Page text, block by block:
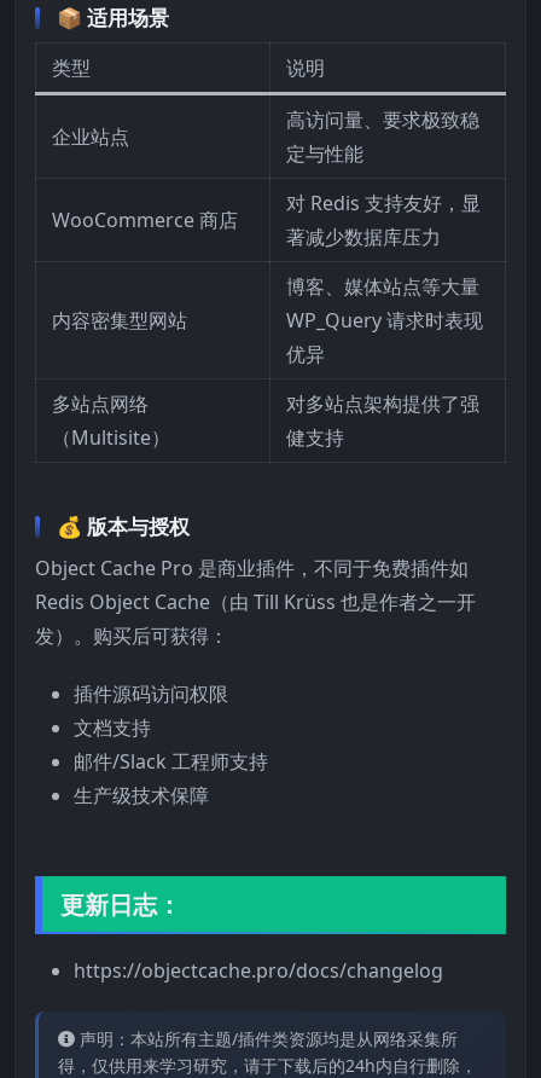
📦 适用场景
类型 说明
企业站点
高访问量、要求极致稳
定与性能
WooCommerce 商店
对 Redis 支持友好，显
著减少数据库压力
内容密集型网站
博客、媒体站点等大量
WP_Query 请求时表现
优异
多站点网络
（Multisite）
对多站点架构提供了强
健支持
💰 版本与授权
Object Cache Pro 是商业插件，不同于免费插件如
Redis Object Cache（由 Till Krüss 也是作者之一开
发）。购买后可获得：
插件源码访问权限
文档支持
邮件/Slack 工程师支持
生产级技术保障
更新日志：
https://objectcache.pro/docs/changelog
声明：本站所有主题/插件类资源均是从网络采集所
得，仅供用来学习研究，请于下载后的24h内自行删除，